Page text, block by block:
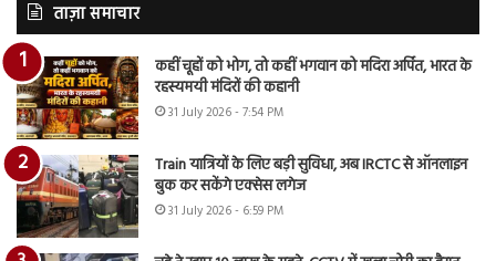
ताज़ा समाचार
कहीं चूहों को भोग, तो कहीं भगवान को मदिरा अर्पित, भारत के
रहस्यमयी मंदिरों की कहानी
31 July 2026 - 7:54 PM
Train यात्रियों के लिए बड़ी सुविधा, अब IRCTC से ऑनलाइन
बुक कर सकेंगे एक्सेस लगेज
31 July 2026 - 6:59 PM